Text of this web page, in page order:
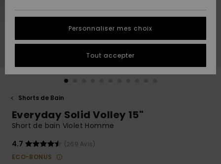
A
Découvrir
A
Découvrir
tailles
plus rapide
à votre
Démarrer
QUIKSILVER
Shorts de Bain
Everyday Solid Volley 15"
Short de bain Violet Homme
4.7
(269 Avis)
ECO-BONUS
Personnaliser mes choix
Tout accepter